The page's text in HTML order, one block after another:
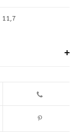
11,7